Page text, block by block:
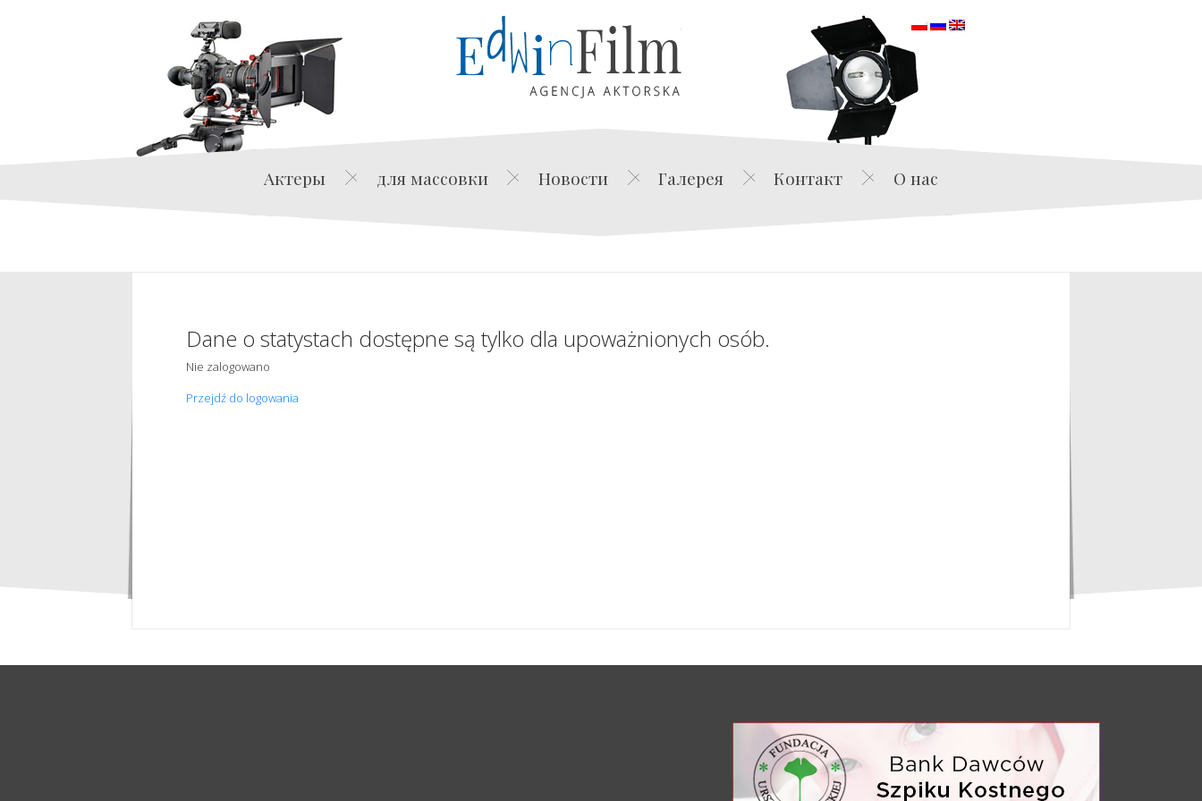
Edwin Film Agencja Aktorska
Актеры для массовки Новости Галерея Контакт О нас
Dane o statystach dostępne są tylko dla upoważnionych osób.
Nie zalogowano
Przejdź do logowania